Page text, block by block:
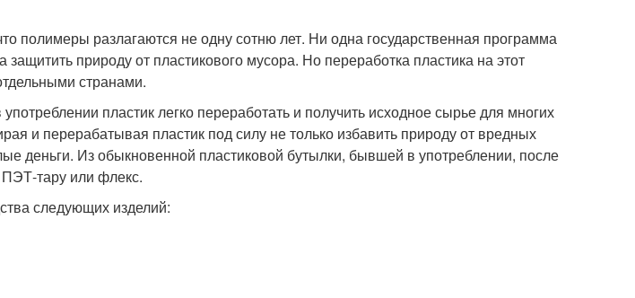
полимеры разлагаются не одну сотню лет. Ни одна государственная программа
защитить природу от пластикового мусора. Но переработка пластика на этот
странами.
пластик легко переработать и получить исходное сырье для многих
и перерабатывая пластик под силу не только избавить природу от вредных
деньги. Из обыкновенной пластиковой бутылки, бывшей в употреблении, после
ПЭТ-тару или флекс.
следующих изделий: